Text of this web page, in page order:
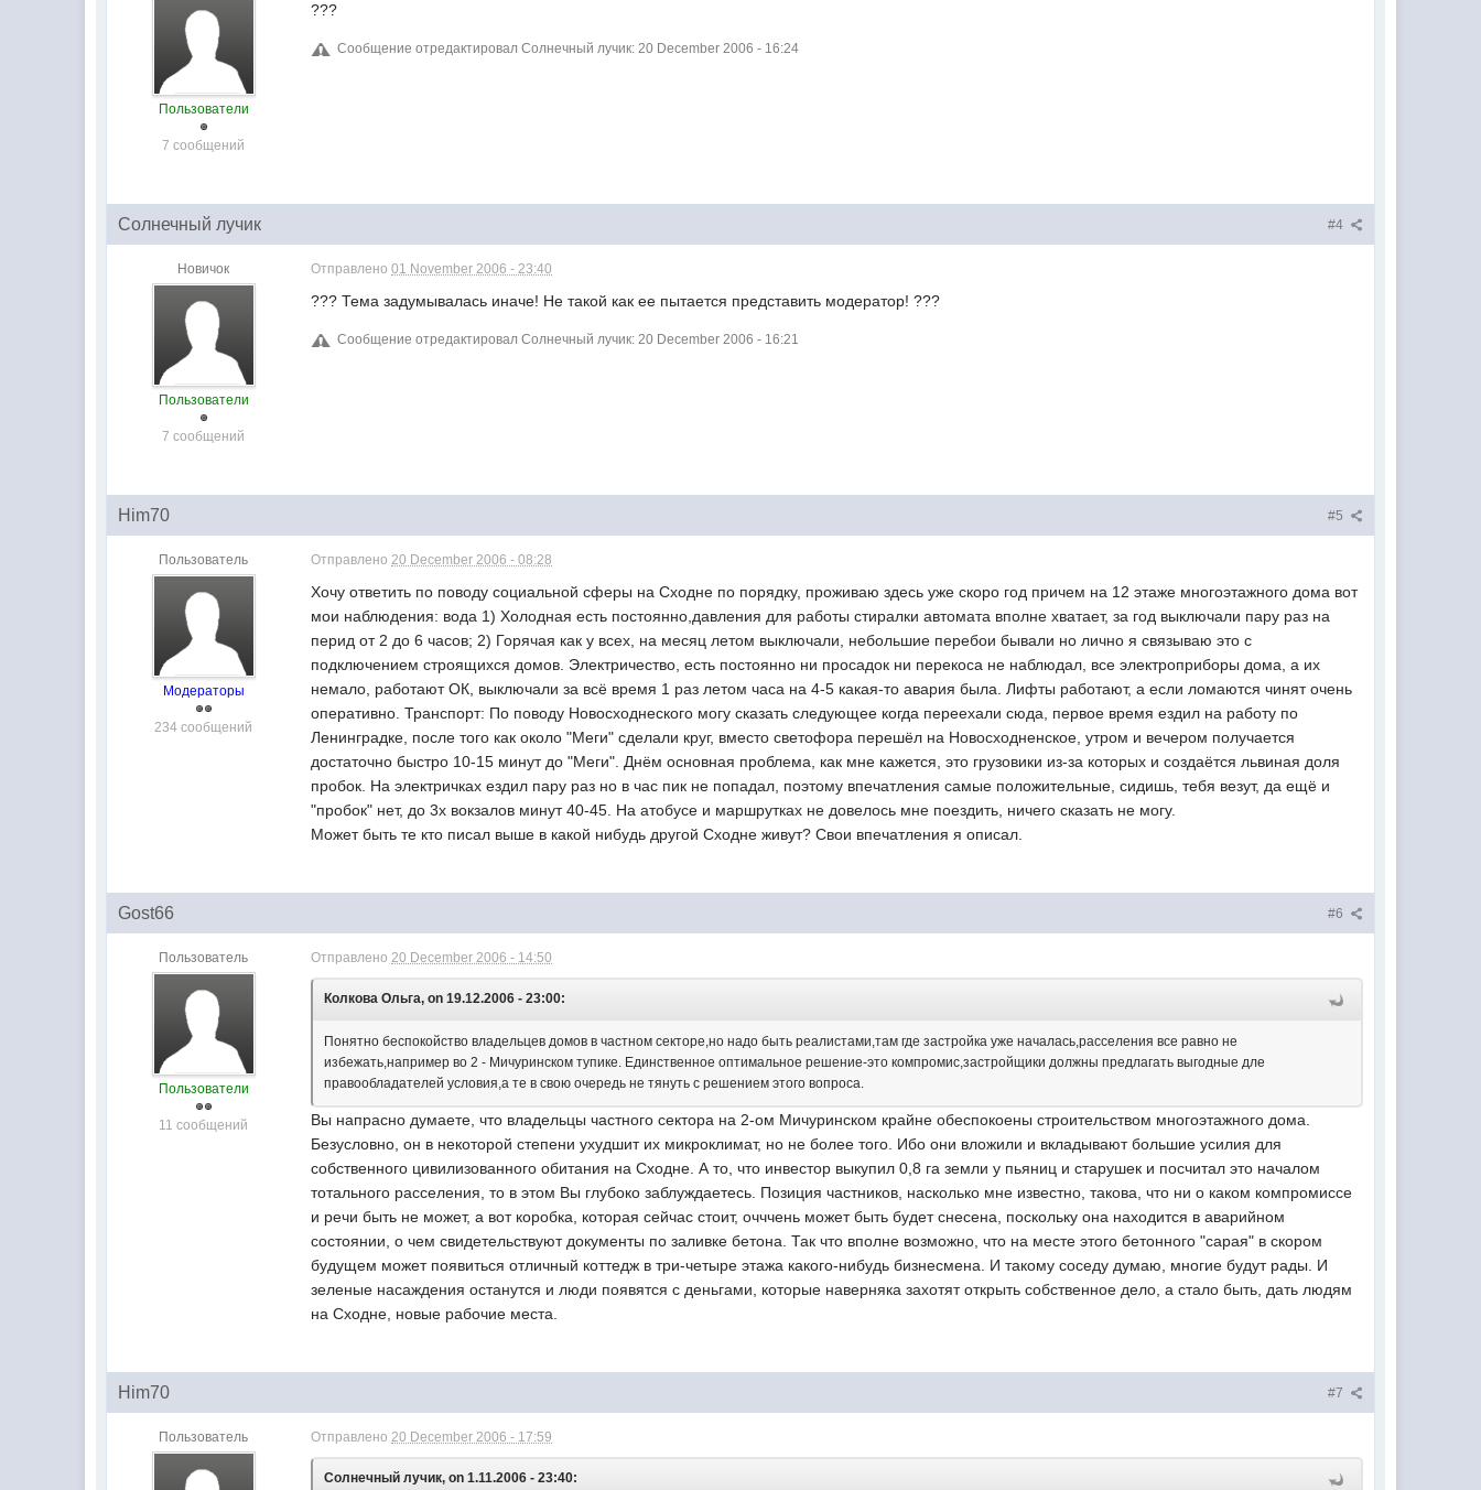
Пользователи
7 сообщений
???
Сообщение отредактировал Солнечный лучик: 20 December 2006 - 16:24
#4
Солнечный лучик
Новичок
Пользователи
7 сообщений
Отправлено01 November 2006 - 23:40
??? Тема задумывалась иначе! Не такой как ее пытается представить модератор! ???
Сообщение отредактировал Солнечный лучик: 20 December 2006 - 16:21
#5
Him70
Пользователь
Модераторы
234 сообщений
Отправлено20 December 2006 - 08:28
Хочу ответить по поводу социальной сферы на Сходне по порядку, проживаю здесь уже скоро год причем на 12 этаже многоэтажного дома вот
мои наблюдения: вода 1) Холодная есть постоянно,давления для работы стиралки автомата вполне хватает, за год выключали пару раз на
перид от 2 до 6 часов; 2) Горячая как у всех, на месяц летом выключали, небольшие перебои бывали но лично я связываю это с
подключением строящихся домов. Электричество, есть постоянно ни просадок ни перекоса не наблюдал, все электроприборы дома, а их
немало, работают ОК, выключали за всё время 1 раз летом часа на 4-5 какая-то авария была. Лифты работают, а если ломаются чинят очень
оперативно. Транспорт: По поводу Новосходнеского могу сказать следующее когда переехали сюда, первое время ездил на работу по
Ленинградке, после того как около "Меги" сделали круг, вместо светофора перешёл на Новосходненское, утром и вечером получается
достаточно быстро 10-15 минут до "Меги". Днём основная проблема, как мне кажется, это грузовики из-за которых и создаётся львиная доля
пробок. На электричках ездил пару раз но в час пик не попадал, поэтому впечатления самые положительные, сидишь, тебя везут, да ещё и
"пробок" нет, до 3х вокзалов минут 40-45. На атобусе и маршрутках не довелось мне поездить, ничего сказать не могу.
Может быть те кто писал выше в какой нибудь другой Сходне живут? Свои впечатления я описал.
#6
Gost66
Пользователь
Пользователи
11 сообщений
Отправлено20 December 2006 - 14:50
Колкова Ольга, on 19.12.2006 - 23:00:
Понятно беспокойство владельцев домов в частном секторе,но надо быть реалистами,там где застройка уже началась,расселения все равно не
избежать,например во 2 - Мичуринском тупике. Единственное оптимальное решение-это компромис,застройщики должны предлагать выгодные дле
правообладателей условия,а те в свою очередь не тянуть с решением этого вопроса.
Вы напрасно думаете, что владельцы частного сектора на 2-ом Мичуринском крайне обеспокоены строительством многоэтажного дома.
Безусловно, он в некоторой степени ухудшит их микроклимат, но не более того. Ибо они вложили и вкладывают большие усилия для
собственного цивилизованного обитания на Сходне. А то, что инвестор выкупил 0,8 га земли у пьяниц и старушек и посчитал это началом
тотального расселения, то в этом Вы глубоко заблуждаетесь. Позиция частников, насколько мне известно, такова, что ни о каком компромиссе
и речи быть не может, а вот коробка, которая сейчас стоит, очччень может быть будет снесена, поскольку она находится в аварийном
состоянии, о чем свидетельствуют документы по заливке бетона. Так что вполне возможно, что на месте этого бетонного "сарая" в скором
будущем может появиться отличный коттедж в три-четыре этажа какого-нибудь бизнесмена. И такому соседу думаю, многие будут рады. И
зеленые насаждения останутся и люди появятся с деньгами, которые наверняка захотят открыть собственное дело, а стало быть, дать людям
на Сходне, новые рабочие места.
#7
Him70
Пользователь Отправлено20 December 2006 - 17:59
Солнечный лучик, on 1.11.2006 - 23:40: